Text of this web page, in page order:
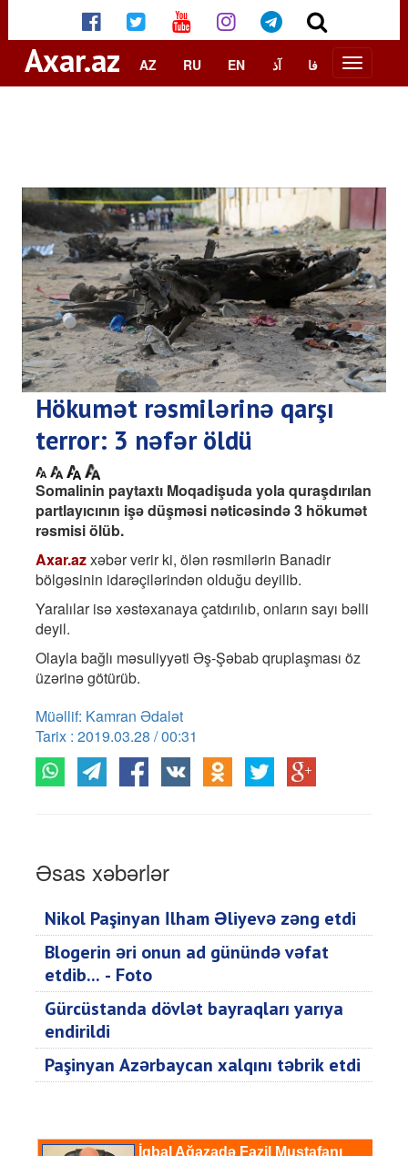
Axar.az AZ RU EN آذ فا
Hökumət rəsmilərinə qarşı
terror: 3 nəfər öldü
Somalinin paytaxtı Moqadişuda yola quraşdırılan
partlayıcının işə düşməsi nəticəsində 3 hökumət
rəsmisi ölüb.
Axar.azxəbər verir ki, ölən rəsmilərin Banadir
bölgəsinin idarəçilərindən olduğu deyilib.
Yaralılar isə xəstəxanaya çatdırılıb, onların sayı bəlli
deyil.
Olayla bağlı məsuliyyəti Əş-Şəbab qruplaşması öz
üzərinə götürüb.
Müəllif: Kamran Ədalət
Tarix : 2019.03.28 / 00:31
Əsas xəbərlər
Nikol Paşinyan İlham Əliyevə zəng etdi
Blogerin əri onun ad günündə vəfat
etdib... - Foto
Gürcüstanda dövlət bayraqları yarıya
endirildi
Paşinyan Azərbaycan xalqını təbrik etdi